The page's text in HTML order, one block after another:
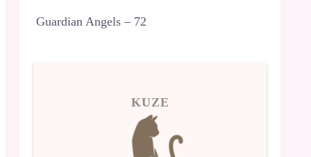
Guardian Angels – 72
KUZE